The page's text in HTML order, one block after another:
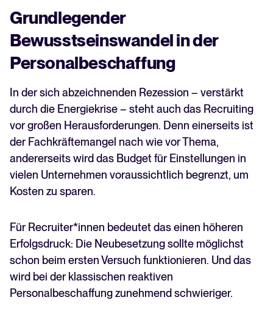
Grundlegender
Bewusstseinswandel in der
Personalbeschaffung
In der sich abzeichnenden Rezession – verstärkt
durch die Energiekrise – steht auch das Recruiting
vor großen Herausforderungen. Denn einerseits ist
der Fachkräftemangel nach wie vor Thema,
andererseits wird das Budget für Einstellungen in
vielen Unternehmen voraussichtlich begrenzt, um
Kosten zu sparen.
Für Recruiter*innen bedeutet das einen höheren
Erfolgsdruck: Die Neubesetzung sollte möglichst
schon beim ersten Versuch funktionieren. Und das
wird bei der klassischen reaktiven
Personalbeschaffung zunehmend schwieriger.